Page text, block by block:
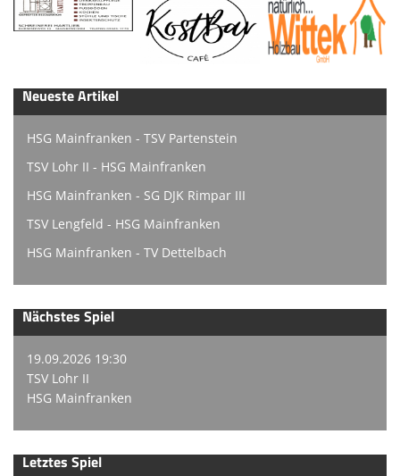
Neueste Artikel
HSG Mainfranken - TSV Partenstein
TSV Lohr II - HSG Mainfranken
HSG Mainfranken - SG DJK Rimpar III
TSV Lengfeld - HSG Mainfranken
HSG Mainfranken - TV Dettelbach
Nächstes Spiel
19.09.2026 19:30
TSV Lohr II
HSG Mainfranken
Letztes Spiel